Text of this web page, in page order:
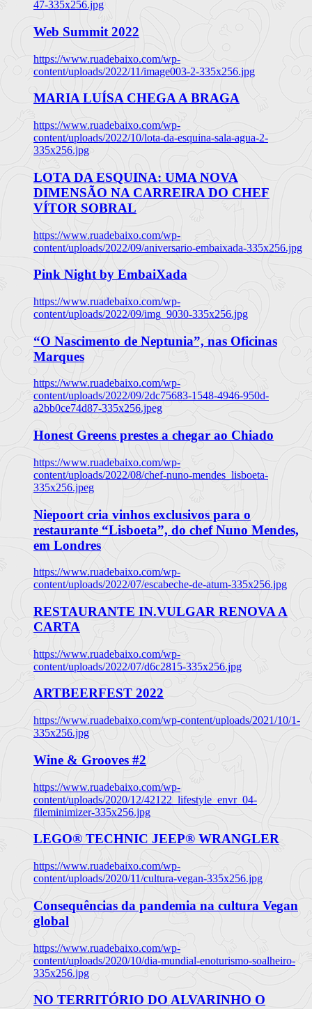
47-335x256.jpg
Web Summit 2022
https://www.ruadebaixo.com/wp-
content/uploads/2022/11/image003-2-335x256.jpg
MARIA LUÍSA CHEGA A BRAGA
https://www.ruadebaixo.com/wp-
content/uploads/2022/10/lota-da-esquina-sala-agua-2-
335x256.jpg
LOTA DA ESQUINA: UMA NOVA
DIMENSÃO NA CARREIRA DO CHEF
VÍTOR SOBRAL
https://www.ruadebaixo.com/wp-
content/uploads/2022/09/aniversario-embaixada-335x256.jpg
Pink Night by EmbaiXada
https://www.ruadebaixo.com/wp-
content/uploads/2022/09/img_9030-335x256.jpg
“O Nascimento de Neptunia”, nas Oficinas
Marques
https://www.ruadebaixo.com/wp-
content/uploads/2022/09/2dc75683-1548-4946-950d-
a2bb0ce74d87-335x256.jpeg
Honest Greens prestes a chegar ao Chiado
https://www.ruadebaixo.com/wp-
content/uploads/2022/08/chef-nuno-mendes_lisboeta-
335x256.jpeg
Niepoort cria vinhos exclusivos para o
restaurante “Lisboeta”, do chef Nuno Mendes,
em Londres
https://www.ruadebaixo.com/wp-
content/uploads/2022/07/escabeche-de-atum-335x256.jpg
RESTAURANTE IN.VULGAR RENOVA A
CARTA
https://www.ruadebaixo.com/wp-
content/uploads/2022/07/d6c2815-335x256.jpg
ARTBEERFEST 2022
https://www.ruadebaixo.com/wp-content/uploads/2021/10/1-
335x256.jpg
Wine & Grooves #2
https://www.ruadebaixo.com/wp-
content/uploads/2020/12/42122_lifestyle_envr_04-
fileminimizer-335x256.jpg
LEGO® TECHNIC JEEP® WRANGLER
https://www.ruadebaixo.com/wp-
content/uploads/2020/11/cultura-vegan-335x256.jpg
Consequências da pandemia na cultura Vegan
global
https://www.ruadebaixo.com/wp-
content/uploads/2020/10/dia-mundial-enoturismo-soalheiro-
335x256.jpg
NO TERRITÓRIO DO ALVARINHO O